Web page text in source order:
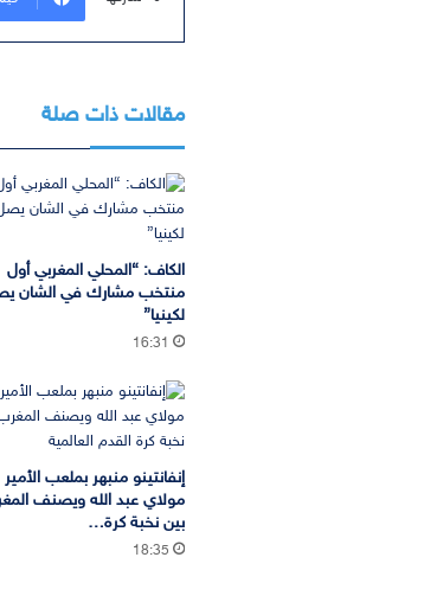
مقالات ذات صلة
الكاف: “المحلي المغربي أول
منتخب مشارك في الشان
لكينيا”
16:31
إنفانتينو منبهر بملعب الأمير
مولاي عبد الله ويصنف
بين نخبة كرة…
18:35